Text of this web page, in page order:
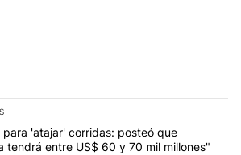
artículos con más comentarios en los
con el título "Milei, listo para 'atajar'
para 'atajar' corridas: posteó que
tendrá entre US$ 60 y 70 mil millones"